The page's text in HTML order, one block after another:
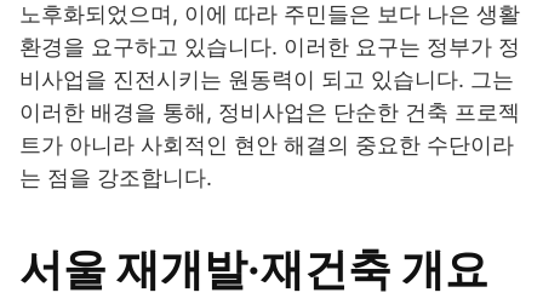
노후화되었으며, 이에 따라 주민들은 보다 나은 생활
환경을 요구하고 있습니다. 이러한 요구는 정부가 정
비사업을 진전시키는 원동력이 되고 있습니다. 그는
이러한 배경을 통해, 정비사업은 단순한 건축 프로젝
트가 아니라 사회적인 현안 해결의 중요한 수단이라
는 점을 강조합니다.
서울 재개발·재건축 개요